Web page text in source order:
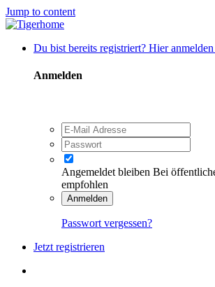
Jump to content
Du bist bereits registriert? Hier anmelden
Anmelden
Angemeldet bleiben Bei
empfohlen
Anmelden
Passwort vergessen?
Jetzt registrieren